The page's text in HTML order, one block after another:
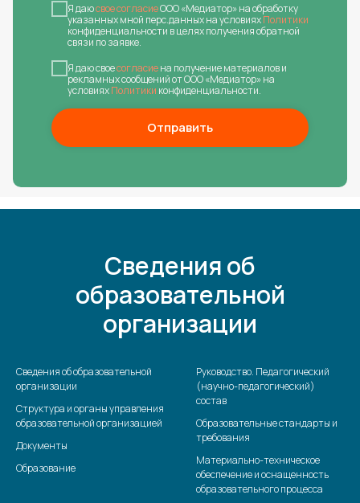
Я даюсвое согласиеООО «Медиатор» на обработку
указанных мной перс.данных на условияхПолитики
конфиденциальности в целях получения обратной
связи по заявке.
Я даю своесогласиена получение материалов и
рекламных сообщений от ООО «Медиатор» на
условияхПолитики конфиденциальности.
Отправить
Сведения об
образовательной
организации
Сведения об образовательной
организации
Структура и органы управления
образовательной организацией
Документы
Образование
Руководство. Педагогический
(научно-педагогический)
состав
Образовательные стандарты и
требования
Материально-техническое
обеспечение и оснащенность
образовательного процесса